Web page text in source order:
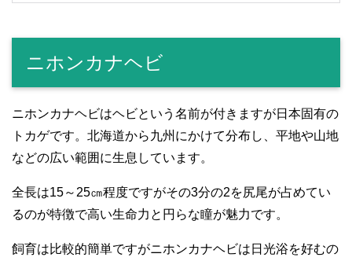
ニホンカナヘビ
ニホンカナヘビはヘビという名前が付きますが日本固有の
トカゲです。北海道から九州にかけて分布し、平地や山地
などの広い範囲に生息しています。
全長は15～25㎝程度ですがその3分の2を尻尾が占めてい
るのが特徴で高い生命力と円らな瞳が魅力です。
飼育は比較的簡単ですがニホンカナヘビは日光浴を好むの